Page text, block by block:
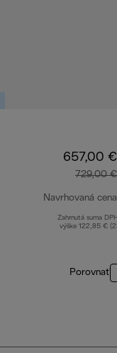
657,00 €
729,00 €
Navrhovaná cena
Zahrnutá suma
výške 122,85 €
Porovnať